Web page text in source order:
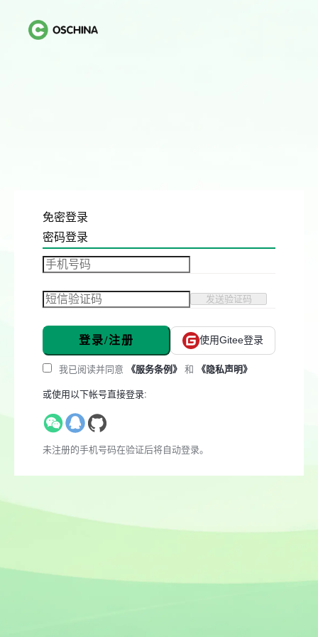
免密登录
密码登录
发送验证码
登录/注册 使用Gitee登录
我已阅读并同意 《服务条例》 和 《隐私声明》
或使用以下帐号直接登录:
未注册的手机号码在验证后将自动登录。